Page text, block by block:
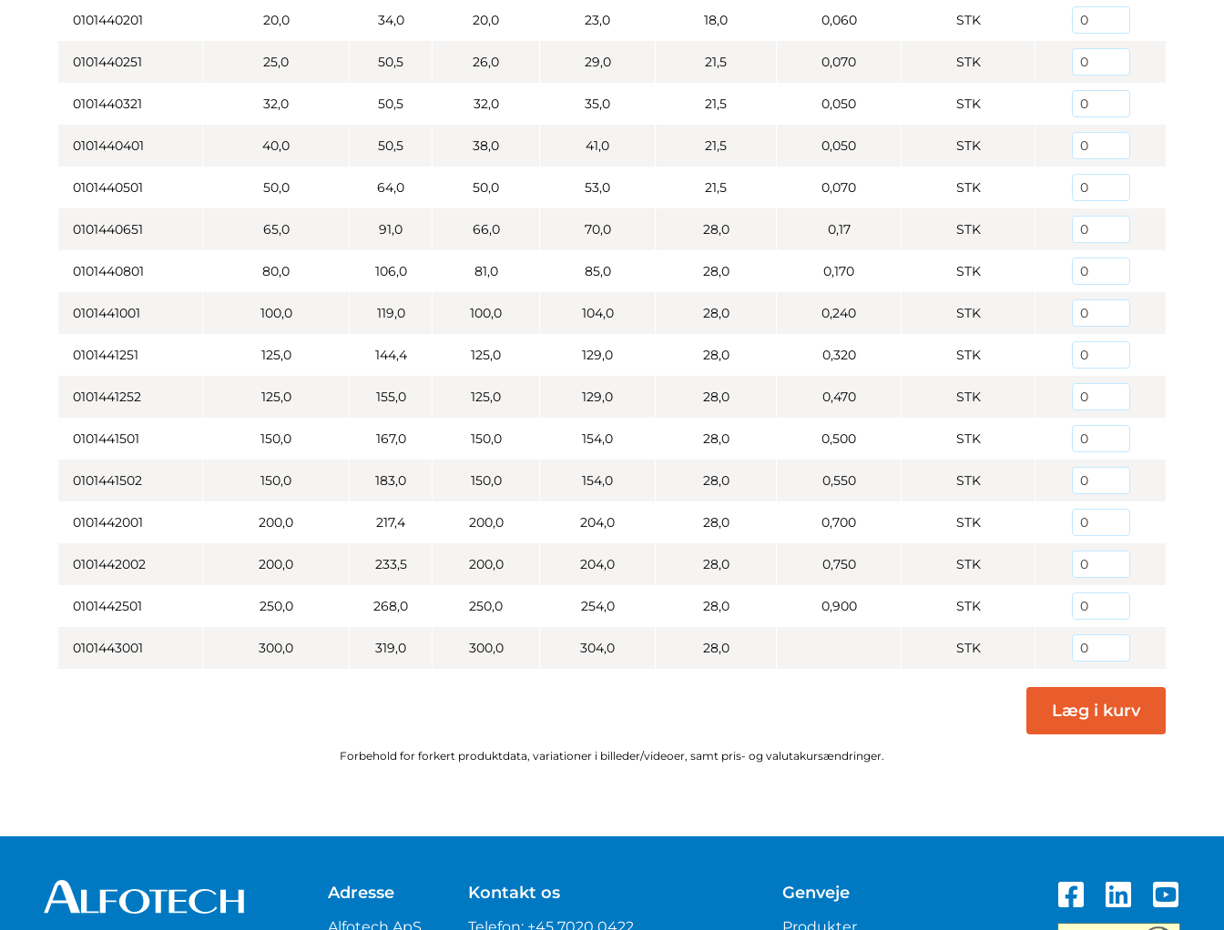
0101440201 20,0 34,0 20,0 23,0 18,0 0,060 STK
0101440251 25,0 50,5 26,0 29,0 21,5 0,070 STK
0101440321 32,0 50,5 32,0 35,0 21,5 0,050 STK
0101440401 40,0 50,5 38,0 41,0 21,5 0,050 STK
0101440501 50,0 64,0 50,0 53,0 21,5 0,070 STK
0101440651 65,0 91,0 66,0 70,0 28,0 0,17 STK
0101440801 80,0 106,0 81,0 85,0 28,0 0,170 STK
0101441001 100,0 119,0 100,0 104,0 28,0 0,240 STK
0101441251 125,0 144,4 125,0 129,0 28,0 0,320 STK
0101441252 125,0 155,0 125,0 129,0 28,0 0,470 STK
0101441501 150,0 167,0 150,0 154,0 28,0 0,500 STK
0101441502 150,0 183,0 150,0 154,0 28,0 0,550 STK
0101442001 200,0 217,4 200,0 204,0 28,0 0,700 STK
0101442002 200,0 233,5 200,0 204,0 28,0 0,750 STK
0101442501 250,0 268,0 250,0 254,0 28,0 0,900 STK
0101443001 300,0 319,0 300,0 304,0 28,0 STK
Læg i kurv
Forbehold for forkert produktdata, variationer i billeder/videoer, samt pris- og valutakursændringer.
Adresse Kontakt os Genveje